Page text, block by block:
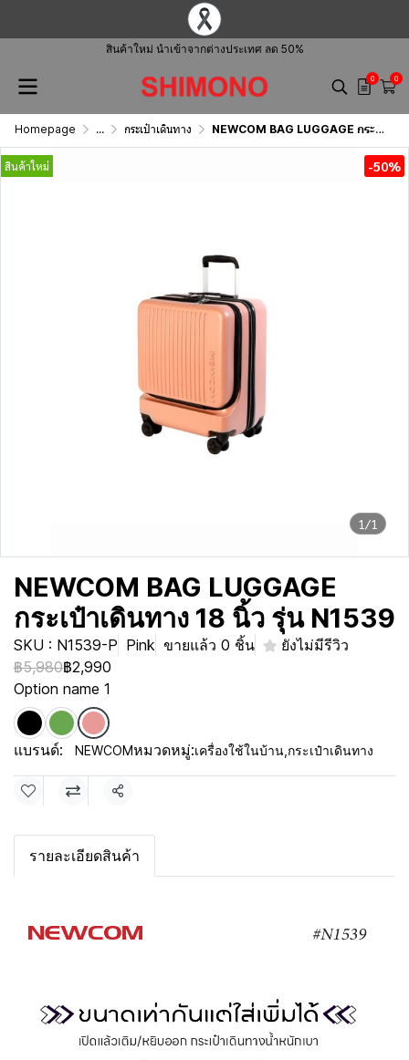
สินค้าใหม่ นำเข้าจากต่างประเทศ ลด 50%
0 0
Homepage ... กระเป๋าเดินทาง NEWCOM BAG LUGGAGE กระเป๋าเดินทาง 18 นิ้ว รุ่น N1539
1/1
สินค้าใหม่ -50%
NEWCOM BAG LUGGAGE
กระเป๋าเดินทาง 18 นิ้ว รุ่น N1539
SKU : N1539-P Pink ขายแล้ว 0 ชิ้น
ยังไม่มีรีวิว
฿5,980฿2,990
Option name 1
แบรนด์: NEWCOMหมวดหมู่:เครื่องใช้ในบ้าน กระเป๋าเดินทาง
แชร์
รายละเอียดสินค้า